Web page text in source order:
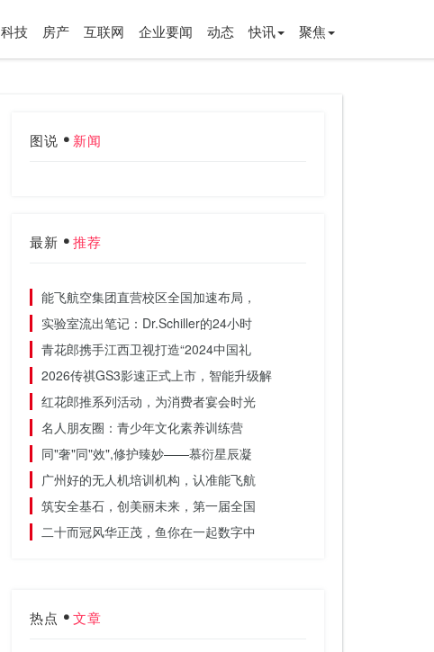
科技 房产 互联网 企业要闻 动态 快讯 聚焦
图说 新闻
最新 推荐
能飞航空集团直营校区全国加速布局，
实验室流出笔记：Dr.Schiller的24小时
青花郎携手江西卫视打造“2024中国礼
2026传祺GS3影速正式上市，智能升级解
红花郎推系列活动，为消费者宴会时光
名人朋友圈：青少年文化素养训练营
同"奢"同"效",修护臻妙——慕衍星辰凝
广州好的无人机培训机构，认准能飞航
筑安全基石，创美丽未来，第一届全国
二十而冠风华正茂，鱼你在一起数字中
热点 文章